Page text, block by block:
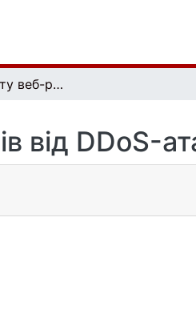
Методи захисту веб-ресурсів від DDoS-атак
від DDoS-